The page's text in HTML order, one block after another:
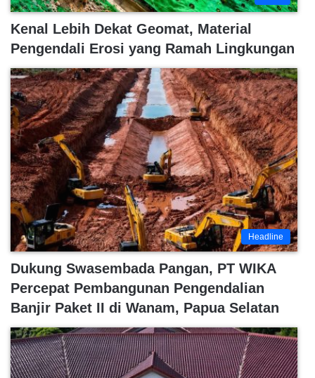
Kenal Lebih Dekat Geomat, Material
Pengendali Erosi yang Ramah Lingkungan
Headline
Dukung Swasembada Pangan, PT WIKA
Percepat Pembangunan Pengendalian
Banjir Paket II di Wanam, Papua Selatan